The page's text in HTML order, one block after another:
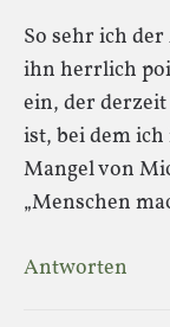
So sehr ich
ihn herrlich
ein, der derzeit
ist, bei dem
Mangel von
„Menschen
Antworten